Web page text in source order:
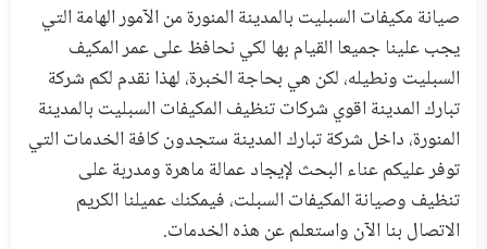
صيانة مكيفات السبليت بالمدينة المنورة من الآمور الهامة التي
يجب علينا جميعا القيام بها لكي نحافظ على عمر المكيف
السبليت ونطيله، لكن هي بحاجة الخبرة، لهذا نقدم لكم شركة
تبارك المدينة اقوي شركات تنظيف المكيفات السبليت بالمدينة
المنورة، داخل شركة تبارك المدينة ستجدون كافة الخدمات التي
توفر عليكم عناء البحث لإيجاد عمالة ماهرة ومدربة على
تنظيف وصيانة المكيفات السبلت، فيمكنك عميلنا الكريم
الاتصال بنا الآن واستعلم عن هذه الخدمات.